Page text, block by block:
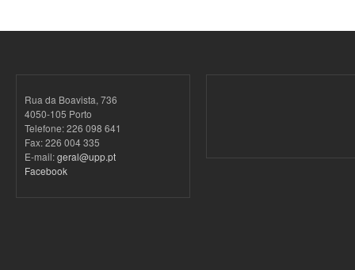
Rua da Boavista, 736
4050-105 Porto
Telefone: 226 098 641
Fax: 226 004 335
E-mail:geral@upp.pt
Facebook